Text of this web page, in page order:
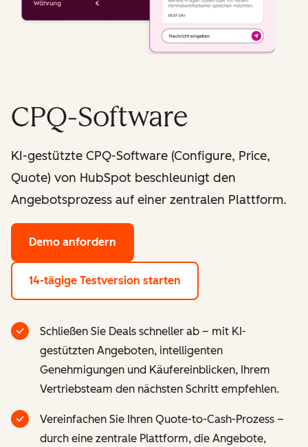
CPQ-Software
KI-gestützte CPQ-Software (Configure, Price,
Quote) von HubSpot beschleunigt den
Angebotsprozess auf einer zentralen Plattform.
Demo anfordern
14-tägige Testversion starten
Schließen Sie Deals schneller ab – mit KI-
gestützten Angeboten, intelligenten
Genehmigungen und Käufereinblicken, Ihrem
Vertriebsteam den nächsten Schritt empfehlen.
Vereinfachen Sie Ihren Quote-to-Cash-Prozess –
durch eine zentrale Plattform, die Angebote,